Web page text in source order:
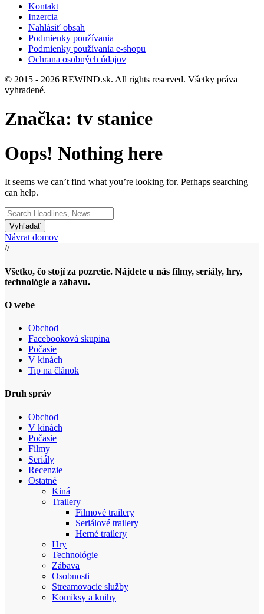
Kontakt
Inzercia
Nahlásiť obsah
Podmienky používania
Podmienky používania e-shopu
Ochrana osobných údajov
© 2015 - 2026 REWIND.sk. All rights reserved. Všetky práva
vyhradené.
Značka: tv stanice
Oops! Nothing here
It seems we can’t find what you’re looking for. Perhaps searching
can help.
Search
for:
Návrat domov
//
Všetko, čo stojí za pozretie. Nájdete u nás filmy, seriály, hry,
technológie a zábavu.
O webe
Obchod
Facebooková skupina
Počasie
V kinách
Tip na článok
Druh správ
Obchod
V kinách
Počasie
Filmy
Seriály
Recenzie
Ostatné
Kiná
Trailery
Filmové trailery
Seriálové trailery
Herné trailery
Hry
Technológie
Zábava
Osobnosti
Streamovacie služby
Komiksy a knihy